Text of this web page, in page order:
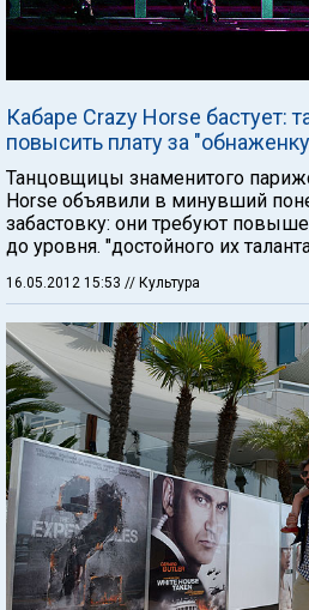
Кабаре Crazy Horse бастует:
повысить плату за
Танцовщицы знаменитого
Horse объявили в минувший
забастовку: они требуют
до уровня. "достойного их
16.05.2012 15:53 // Культура